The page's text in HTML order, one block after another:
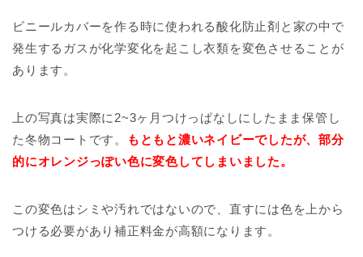
ビニールカバーを作る時に使われる酸化防止剤と家の中で
発生するガスが化学変化を起こし衣類を変色させることが
あります。
上の写真は実際に2~3ヶ月つけっぱなしにしたまま保管し
た冬物コートです。
もともと濃いネイビーでしたが、部分
的にオレンジっぽい色に変色してしまいました。
この変色はシミや汚れではないので、直すには色を上から
つける必要があり補正料金が高額になります。